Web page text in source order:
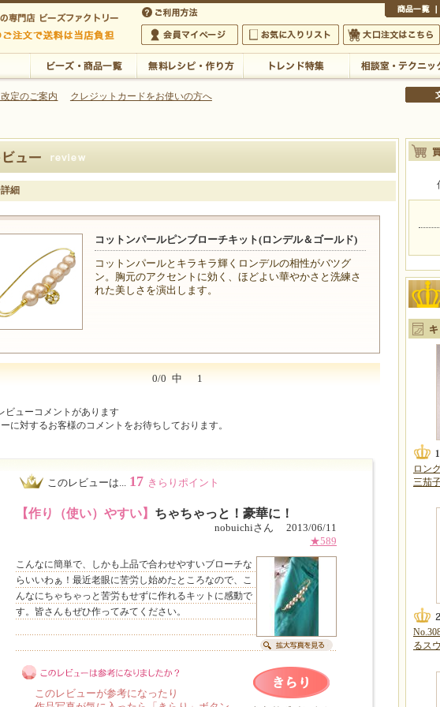
クセサリーの専門店
専門店 ビーズファクトリー 5,000円以上のご注文で送料は当店が負担いたします
5,000円以上のご注文で送料は当店が負担いたします
会員マイページ
お気に入りリスト 大口注文はこちら
定のご案内 クレジットカードをお使いの方へ
細
コットンパールピンブローチキット(ロンデル＆ゴールド)
コットンパールとキラキラ輝くロンデルの相性がバツグ
ン。胸元のアクセントに効く、ほどよい華やかさと洗練さ
れた美しさを演出します。
0/0 中 1
ビューコメントがあります
に対するお客様のコメントをお待ちしております。
このレビューは... 17 きらりポイント
【作り（使い）やすい】 ちゃちゃっと！豪華に！
nobuichiさん 2013/06/11
★589
こんなに簡単で、しかも上品で合わせやすいブローチな
らいいわぁ！最近老眼に苦労し始めたところなので、こ
んなにちゃちゃっと苦労もせずに作れるキットに感動で
す。皆さんもぜひ作ってみてください。
このレビューが参考になったり
ロン
三茄
るス